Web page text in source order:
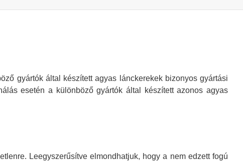
gyártók által készített agyas lánckerekek bizonyos gyártási
esetén a különböző gyártók által készített azonos agyas
Leegyszerűsítve elmondhatjuk, hogy a nem edzett fogú